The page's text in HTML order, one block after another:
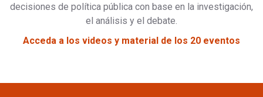
decisiones de política pública con base en la investigación,
el análisis y el debate.
Acceda a los videos y material de los 20 eventos